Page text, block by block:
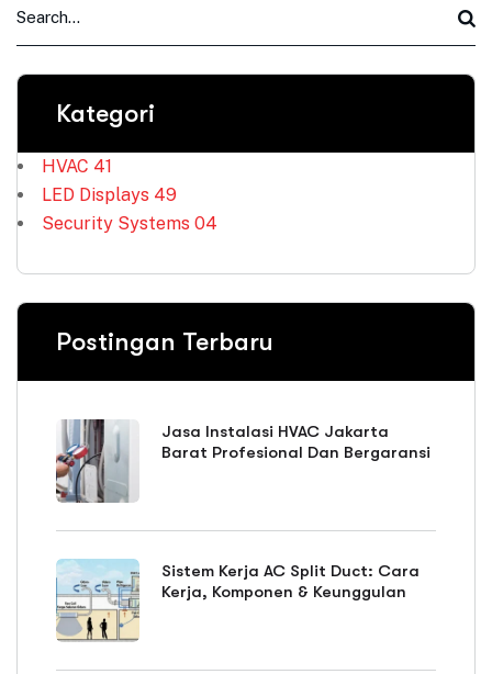
Kategori
HVAC 41
LED Displays 49
Security Systems 04
Postingan Terbaru
Jasa Instalasi HVAC Jakarta
Barat Profesional Dan Bergaransi
Sistem Kerja AC Split Duct: Cara
Kerja, Komponen & Keunggulan